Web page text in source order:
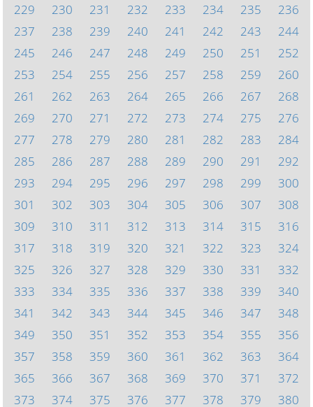
229
230 231 232 233 234 235
236
237
238 239 240 241 242 243
244
245
246 247 248 249 250 251
252
253
254 255 256 257 258 259
260
261
262 263 264 265 266 267
268
269
270 271 272 273 274 275
276
277
278 279 280 281 282 283
284
285
286 287 288 289 290 291
292
293
294 295 296 297 298 299
300
301
302 303 304 305 306 307
308
309
310 311 312 313 314 315
316
317
318 319 320 321 322 323
324
325
326 327 328 329 330 331
332
333
334 335 336 337 338 339
340
341
342 343 344 345 346 347
348
349
350 351 352 353 354 355
356
357
358 359 360 361 362 363
364
365
366 367 368 369 370 371
372
373
374 375 376 377 378 379 380